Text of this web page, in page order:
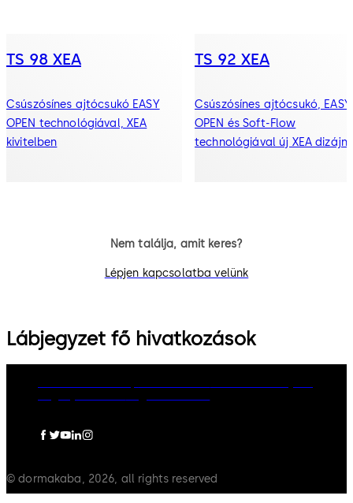
TS 98 XEA
Csúszósínes ajtócsukó EASY
OPEN technológiával, XEA
kivitelben
TS 92 XEA
Csúszósínes ajtócsukó, EASY
OPEN és Soft-Flow
technológiával új XEA
Nem találja, amit keres?
Lépjen kapcsolatba velünk
Lábjegyzet fő hivatkozások
© dormakaba, 2026, all rights reserved